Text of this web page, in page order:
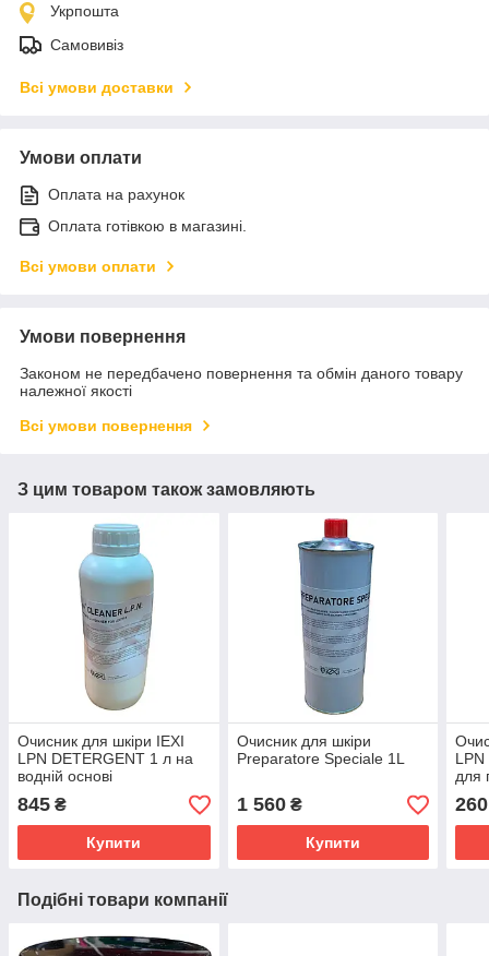
Укрпошта
Самовивіз
Всі умови доставки
Умови оплати
Оплата на рахунок
Оплата готівкою в магазині.
Всі умови оплати
Умови повернення
Законом не передбачено повернення та обмін даного товару
належної якості
Всі умови повернення
З цим товаром також замовляють
Очисник для шкіри IEXI
LPN DETERGENT 1 л на
водній основі
845 ₴
Купити
Очисник для шкіри
Preparatore Speciale 1L
1 560₴
Купити
для
260
Подібні товари компанії